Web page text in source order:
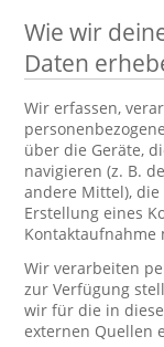
Wie wir
Daten
Wir erfassen,
über die Geräte,
navigieren (z. B.
andere Mittel),
Erstellung eines
Kontaktaufnahme
Wir verarbeiten
zur Verfügung
wir für die in
externen Quellen